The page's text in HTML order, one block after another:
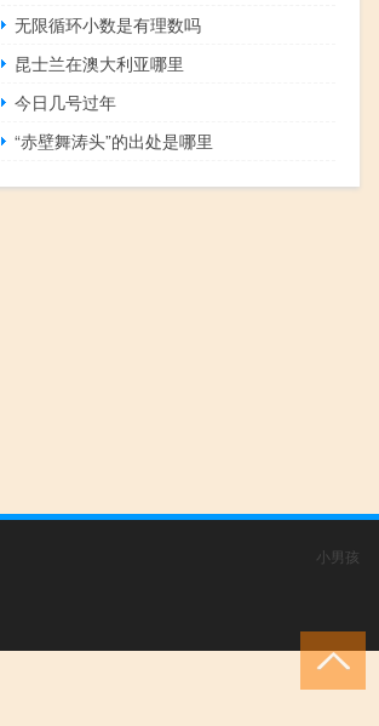
无限循环小数是有理数吗
昆士兰在澳大利亚哪里
今日几号过年
“赤壁舞涛头”的出处是哪里
小男孩